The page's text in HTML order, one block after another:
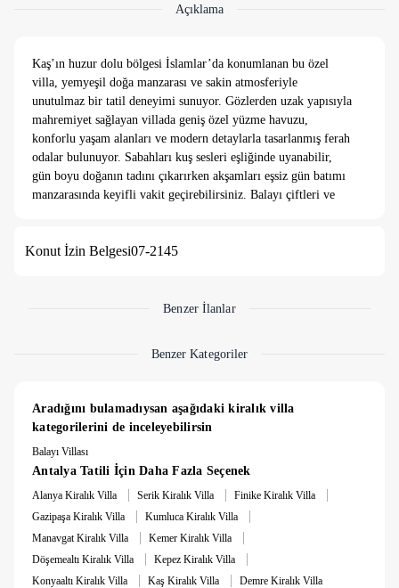
Açıklama
Kaş’ın huzur dolu bölgesi İslamlar’da konumlanan bu özel
villa, yemyeşil doğa manzarası ve sakin atmosferiyle
unutulmaz bir tatil deneyimi sunuyor. Gözlerden uzak yapısıyla
mahremiyet sağlayan villada geniş özel yüzme havuzu,
konforlu yaşam alanları ve modern detaylarla tasarlanmış ferah
odalar bulunuyor. Sabahları kuş sesleri eşliğinde uyanabilir,
gün boyu doğanın tadını çıkarırken akşamları eşsiz gün batımı
manzarasında keyifli vakit geçirebilirsiniz. Balayı çiftleri ve
Konut İzin Belgesi07-2145
Benzer İlanlar
Benzer Kategoriler
Aradığını bulamadıysan aşağıdaki kiralık villa
kategorilerini de inceleyebilirsin
Balayı Villası
Antalya Tatili İçin Daha Fazla Seçenek
Alanya Kiralık Villa | Serik Kiralık Villa | Finike Kiralık Villa |
Gazipaşa Kiralık Villa | Kumluca Kiralık Villa |
Manavgat Kiralık Villa | Kemer Kiralık Villa |
Döşemealtı Kiralık Villa | Kepez Kiralık Villa |
Konyaaltı Kiralık Villa | Kaş Kiralık Villa | Demre Kiralık Villa